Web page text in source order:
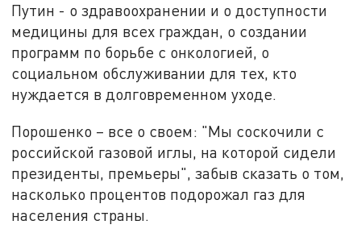
Путин - о здравоохранении и о доступности
медицины для всех граждан, о создании
программ по борьбе с онкологией, о
социальном обслуживании для тех, кто
нуждается в долговременном уходе.
Порошенко – все о своем: "Мы соскочили с
российской газовой иглы, на которой сидели
президенты, премьеры", забыв сказать о том,
насколько процентов подорожал газ для
населения страны.